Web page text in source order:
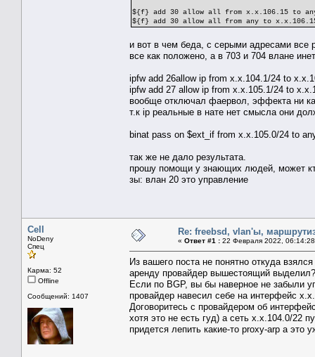
${f} add 30 allow all from x.x.106.15 to
${f} add 30 allow all from any to
и вот в чем беда, с серыми адресами все
все как положено, а в 703 и 704 влане
ipfw add 26allow ip from x.x.104.1/24 to
ipfw add 27 allow ip from x.x.105.1/24 to
вообще отключал фаервол, эффекта ни
т.к ip реальные в нате нет смысла они
binat pass on $ext_if from x.x.105.0/24 to
так же не дало результата.
прошу помощи у знающих людей, может
зы: влан 20 это управление
Cell
NoDeny
Спец
Карма: 52
Offline
Сообщений: 1407
Re: freebsd, vlan'ы,
« Ответ #1 : 22 Февраля 2022,
Из вашего поста не понятно откуда
аренду провайдер вышестоящий выделил?
Если по BGP, вы бы наверное не забыли
провайдер навесил себе на интерфейс
Договоритесь с провайдером об
хотя это не есть гуд) а сеть x.x.104.0/22
придется лепить какие-то proxy-arp а это